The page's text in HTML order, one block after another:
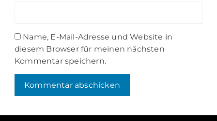
Name, E-Mail-Adresse und Website in
diesem Browser für meinen nächsten
Kommentar speichern.